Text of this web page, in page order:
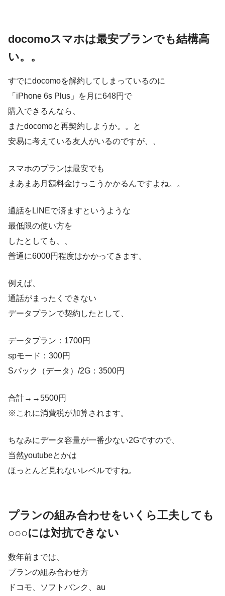
docomoスマホは最安プランでも結構高
い。。
すでにdocomoを解約してしまっているのに
「iPhone 6s Plus」を月に648円で
購入できるんなら、
またdocomoと再契約しようか。。と
安易に考えている友人がいるのですが、、
スマホのプランは最安でも
まあまあ月額料金けっこうかかるんですよね。。
通話をLINEで済ますというような
最低限の使い方を
したとしても、、
普通に6000円程度はかかってきます。
例えば、
通話がまったくできない
データプランで契約したとして、
データプラン：1700円
spモード：300円
Sパック（データ）/2G：3500円
合計→→5500円
※これに消費税が加算されます。
ちなみにデータ容量が一番少ない2Gですので、
当然youtubeとかは
ほっとんど見れないレベルですね。
プランの組み合わせをいくら工夫しても
○○○には対抗できない
数年前までは、
プランの組み合わせ方
ドコモ、ソフトバンク、au